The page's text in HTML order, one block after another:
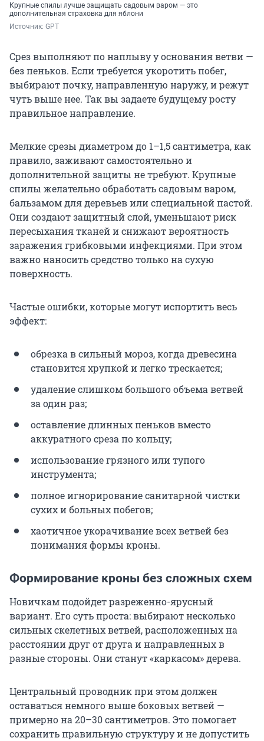
Крупные спилы лучше защищать садовым варом — это
дополнительная страховка для яблони
Источник: GPT
Срез выполняют по наплыву у основания ветви —
без пеньков. Если требуется укоротить побег,
выбирают почку, направленную наружу, и режут
чуть выше нее. Так вы задаете будущему росту
правильное направление.
Мелкие срезы диаметром до 1–1,5 сантиметра, как
правило, заживают самостоятельно и
дополнительной защиты не требуют. Крупные
спилы желательно обработать садовым варом,
бальзамом для деревьев или специальной пастой.
Они создают защитный слой, уменьшают риск
пересыхания тканей и снижают вероятность
заражения грибковыми инфекциями. При этом
важно наносить средство только на сухую
поверхность.
Частые ошибки, которые могут испортить весь
эффект:
обрезка в сильный мороз, когда древесина
становится хрупкой и легко трескается;
удаление слишком большого объема ветвей
за один раз;
оставление длинных пеньков вместо
аккуратного среза по кольцу;
использование грязного или тупого
инструмента;
полное игнорирование санитарной чистки
сухих и больных побегов;
хаотичное укорачивание всех ветвей без
понимания формы кроны.
Формирование кроны без сложных схем
Новичкам подойдет разреженно-ярусный
вариант. Его суть проста: выбирают несколько
сильных скелетных ветвей, расположенных на
расстоянии друг от друга и направленных в
разные стороны. Они станут «каркасом» дерева.
Центральный проводник при этом должен
оставаться немного выше боковых ветвей —
примерно на 20–30 сантиметров. Это помогает
сохранить правильную структуру и не допустить